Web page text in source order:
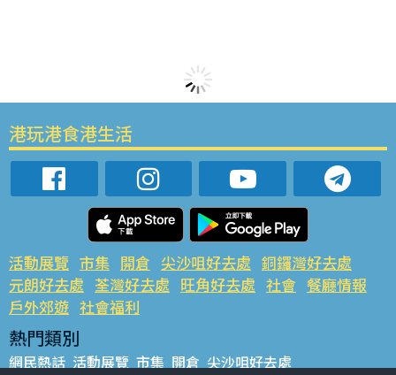
港玩港食港生活
活動展覽 市集 開倉 尖沙咀好去處 銅鑼灣好去處
元朗好去處 荃灣好去處 旺角好去處 社會 餐廳情報
戶外郊遊 社會福利
熱門類別
網民熱話 活動展覽 市集 開倉 尖沙咀好去處